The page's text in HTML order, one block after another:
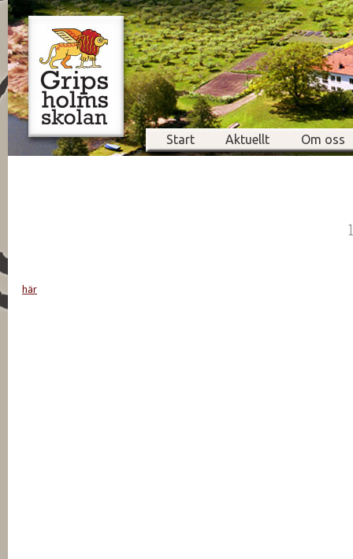
Start Aktuellt Om oss
här